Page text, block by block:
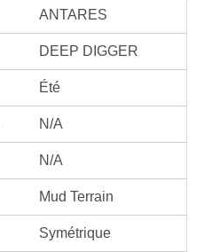
ANTARES
DEEP DIGGER
Été
N/A
N/A
Mud Terrain
Symétrique